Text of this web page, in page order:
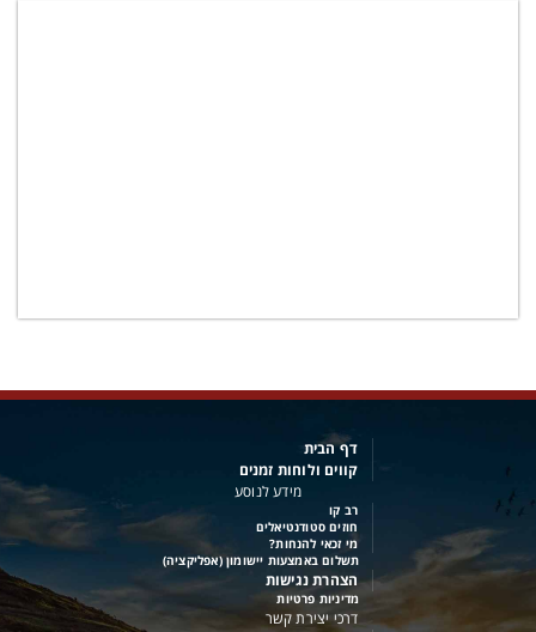
דף הבית
קווים ולוחות זמנים
מידע לנוסע
רב קו
חוזים סטודנטיאלים
מי זכאי להנחות?
תשלום באמצעות יישומון (אפליקציה)
הצהרת נגישות
מדיניות פרטיות
דרכי יצירת קשר